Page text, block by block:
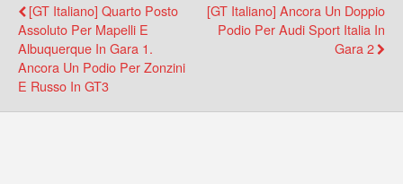
[GT Italiano] Quarto Posto
Assoluto Per Mapelli E
Albuquerque In Gara 1.
Ancora Un Podio Per Zonzini
E Russo In GT3
[GT Italiano] Ancora Un Doppio
Podio Per Audi Sport Italia In
Gara 2